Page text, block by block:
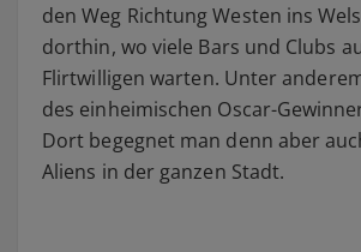
den Weg Richtung Westen ins
dorthin, wo viele Bars und Clubs
Flirtwilligen warten. Unter
des einheimischen Oscar-
Dort begegnet man denn aber
Aliens in der ganzen Stadt.